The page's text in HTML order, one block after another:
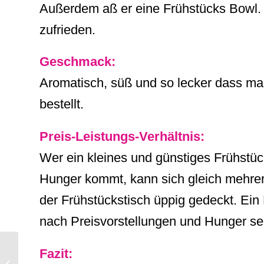
Außerdem aß er eine Frühstücks
zufrieden.
Geschmack:
Aromatisch, süß und so lecker dass
bestellt.
Preis-Leistungs-Verhältnis:
Wer ein kleines und günstiges
Hunger kommt, kann sich gleich
der Frühstückstisch üppig gedeckt.
nach Preisvorstellungen und Hunger
Fazit:
„VEGATASIA“
OFFENBART EUCH